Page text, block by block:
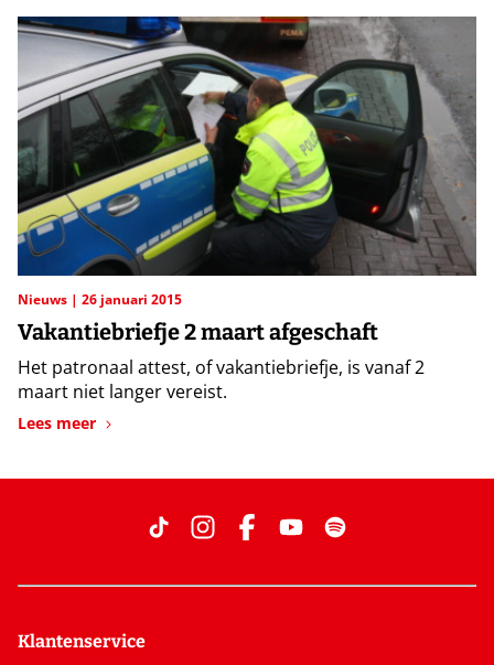
Nieuws 26 januari 2015
Vakantiebriefje 2 maart afgeschaft
Het patronaal attest, of vakantiebriefje, is vanaf 2
maart niet langer vereist.
Lees meer
Klantenservice